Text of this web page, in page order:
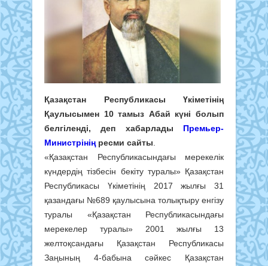
Қазақстан Республикасы Үкіметінің
Қаулысымен 10 тамыз Абай күні болып
белгіленді, деп хабарлады Премьер-
Министрінің ресми сайты
«Қазақстан Республикасындағы мерекелік
күндердің тізбесін бекіту туралы» Қазақстан
Республикасы Үкіметінің 2017 жылғы 31
қазандағы №689 қаулысына толықтыру енгізу
туралы «Қазақстан Республикасындағы
мерекелер туралы» 2001 жылғы 13
желтоқсандағы Қазақстан Республикасы
Заңының 4-бабына сәйкес Қазақстан